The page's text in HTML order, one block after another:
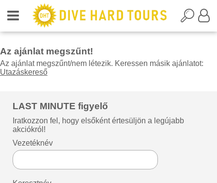
Az ajánlat megszűnt!
Az ajánlat megszűnt/nem létezik. Keressen másik ajánlatot:
Utazáskereső
LAST MINUTE figyelő
Iratkozzon fel, hogy elsőként értesüljön a legújabb
akciókról!
Vezetéknév